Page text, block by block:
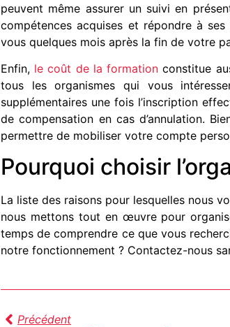
peuvent même assurer un suivi en
compétences acquises et répondre à
vous quelques mois après la fin de votre
Enfin, le coût de la formation constitue
tous les organismes qui vous
supplémentaires une fois l’inscription
de compensation en cas d’annulation.
permettre de mobiliser votre compte
Pourquoi choisir
La liste des raisons pour lesquelles nous
nous mettons tout en œuvre pour
temps de comprendre ce que vous
notre fonctionnement ? Contactez-nous
Précédent